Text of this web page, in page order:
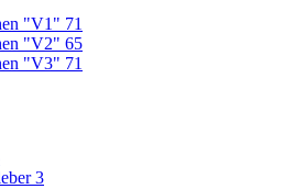
"V1" 71
"V2" 65
"V3" 71
3